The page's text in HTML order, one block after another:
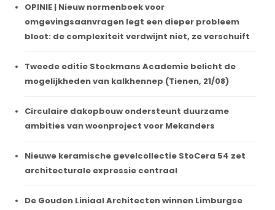
OPINIE | Nieuw normenboek voor
omgevingsaanvragen legt een dieper probleem
bloot: de complexiteit verdwijnt niet, ze verschuift
Tweede editie Stockmans Academie belicht de
mogelijkheden van kalkhennep (Tienen, 21/08)
Circulaire dakopbouw ondersteunt duurzame
ambities van woonproject voor Mekanders
Nieuwe keramische gevelcollectie StoCera 54 zet
architecturale expressie centraal
De Gouden Liniaal Architecten winnen Limburgse